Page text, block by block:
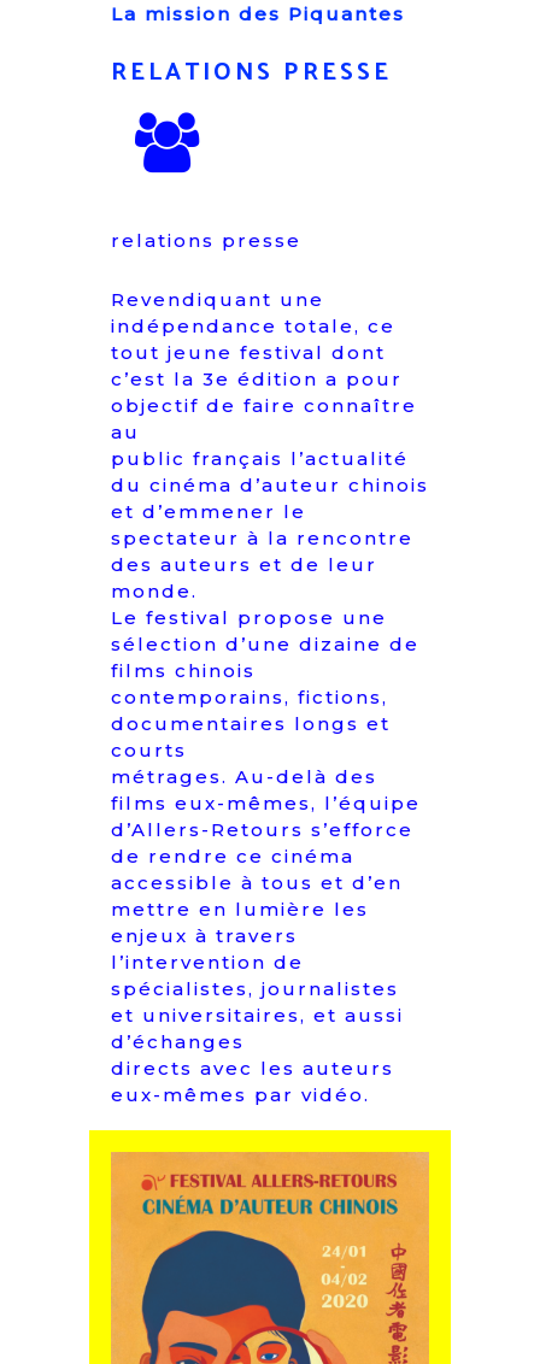
La mission des Piquantes
RELATIONS PRESSE
relations presse
Revendiquant une
indépendance totale, ce
tout jeune festival dont
c’est la 3e édition a pour
objectif de faire connaître
au
public français l’actualité
du cinéma d’auteur chinois
et d’emmener le
spectateur à la rencontre
des auteurs et de leur
monde.
Le festival propose une
sélection d’une dizaine de
films chinois
contemporains, fictions,
documentaires longs et
courts
métrages. Au-delà des
films eux-mêmes, l’équipe
d’Allers-Retours s’efforce
de rendre ce cinéma
accessible à tous et d’en
mettre en lumière les
enjeux à travers
l’intervention de
spécialistes, journalistes
et universitaires, et aussi
d’échanges
directs avec les auteurs
eux-mêmes par vidéo.